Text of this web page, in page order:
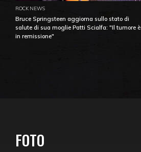
ROCK NEWS
Bruce Springsteen aggiorna sullo stato di
salute di sua moglie Patti Scialfa: "Il tumore è
in remissione"
FOTO